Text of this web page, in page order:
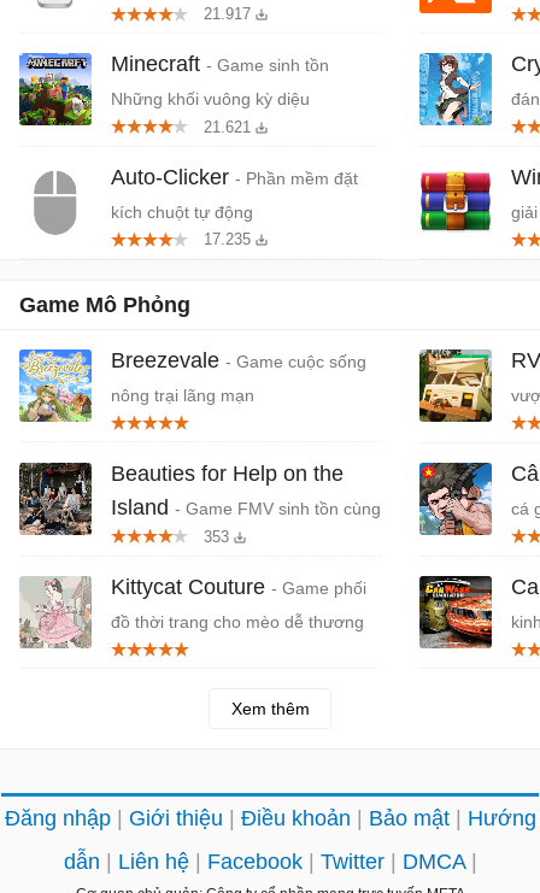
21.917
Minecraft - Game sinh tồn
Những khối vuông kỳ diệu
21.621
Auto-Clicker - Phần mềm đặt
kích chuột tự động
17.235
Game Mô Phỏng
Breezevale - Game cuộc sống
nông trại lãng mạn
Beauties for Help on the
Island - Game FMV sinh tồn cùng
mỹ nhân trên đảo hoang
353
Kittycat Couture - Game phối
đồ thời trang cho mèo dễ thương
cá
Xem thêm
Đăng nhập Giới thiệu Điều khoản Bảo mật
Hướng
dẫn
Liên hệ Facebook Twitter DMCA